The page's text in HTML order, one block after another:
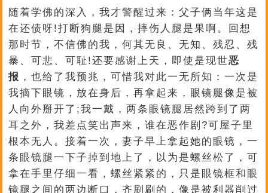
随着学佛的深入，我才警醒过来：父子俩当年这是
在还债呀!打断狗腿是因，摔伤人腿是果啊。回想
那时节，不信佛的我，何其无良、无知、残忍、残
暴、可悲、可耻!还要感谢上天，即使是现世恶
报 ，也给了我预兆，可惜我对此一无所知：一次是
我摘下眼镜，放在身后，再拿起来，眼镜腿像是被
人向外掰开了;我一戴，两条眼镜腿居然跨到了两
耳之外，我差点笑出声来，谁在恶作剧?可屋子里
根本无人。接着一次，妻子早上拿起她的眼镜，一
条眼镜腿一下子掉到地上了，以为是螺丝松了，可
拿在手里仔细一看，螺丝紧紧的，只是眼镜框和眼
镜腿之间的两边断口，齐刷刷的，像是被利器削过